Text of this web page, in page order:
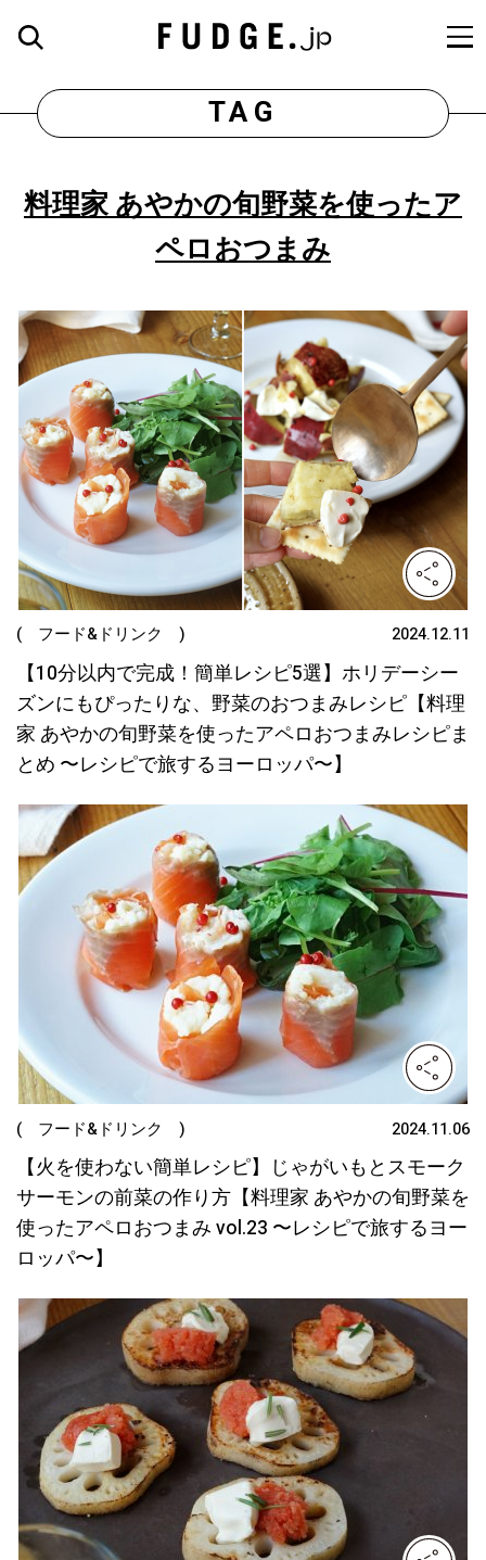
TAG
料理家 あやかの旬野菜を使ったア
ペロおつまみ
( フード&ドリンク ) 2024.12.11
【10分以内で完成！簡単レシピ5選】ホリデーシー
ズンにもぴったりな、野菜のおつまみレシピ【料理
家 あやかの旬野菜を使ったアペロおつまみレシピま
とめ 〜レシピで旅するヨーロッパ〜】
( フード&ドリンク ) 2024.11.06
【火を使わない簡単レシピ】じゃがいもとスモーク
サーモンの前菜の作り方【料理家 あやかの旬野菜を
使ったアペロおつまみ vol.23 〜レシピで旅するヨー
ロッパ〜】